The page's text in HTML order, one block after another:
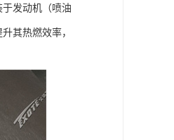
发动机（喷油
其热燃效率，